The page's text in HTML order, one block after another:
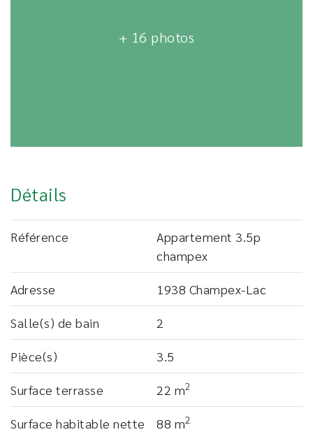
+ 16 photos
Détails
Référence
Appartement 3.5p
champex
Adresse 1938 Champex-Lac
Salle(s) de bain 2
Pièce(s) 3.5
Surface terrasse 22 m2
Surface habitable nette 88 m2